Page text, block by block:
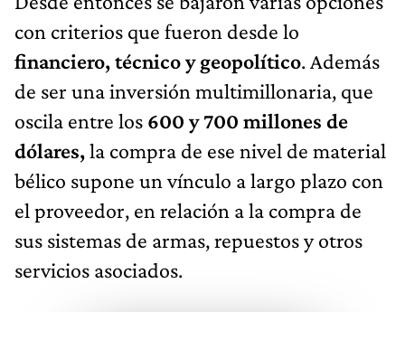
con criterios que fueron desde lo
financiero, técnico y geopolítico. Además
de ser una inversión multimillonaria, que
oscila entre los 600 y 700 millones de
dólares,la compra de ese nivel de material
bélico supone un vínculo a largo plazo con
el proveedor, en relación a la compra de
sus sistemas de armas, repuestos y otros
servicios asociados.